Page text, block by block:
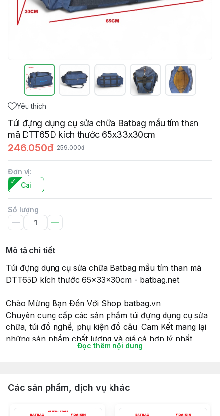
Yêu thích
Túi đựng dụng cụ sửa chữa Batbag mầu tím than
mã DTT65D kích thước 65x33x30cm
246.050đ 259.000đ
Đơn vị:
Cái
Số lượng
Mô tả chi tiết
Túi đựng dụng cụ sửa chữa Batbag mầu tím than mã
DTT65D kích thước 65x33x30cm - batbag.net
Chào Mừng Bạn Đến Với Shop batbag.vn
Chuyên cung cấp các sản phẩm túi đựng dụng cụ sửa
chữa, túi đồ nghề, phụ kiện đồ câu. Cam Kết mang lại
những sản phẩm chất lượng và giá cả hợp lý nhất.
bố phủ PVC chống thấm nước, chống bị đâm thủng,
Túi có 5 ngăn gồm: 1 ngăn chính, 2 ngăn phụ, 2 ngăn
Đọc thêm nội dung
Các sản phẩm, dịch vụ khác